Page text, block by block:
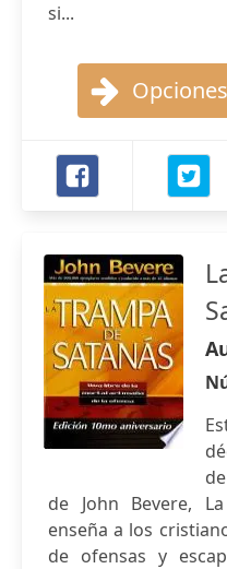
si...
de John Bevere,
enseña a los
de ofensas y